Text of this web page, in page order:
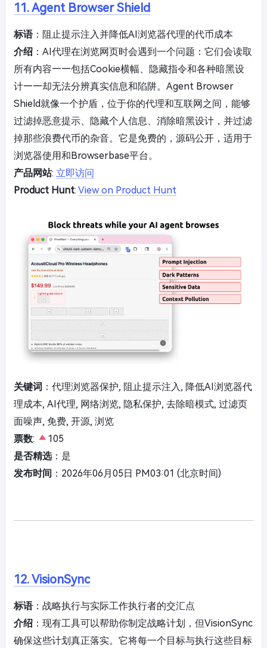
11. Agent Browser Shield
标语：阻止提示注入并降低AI浏览器代理的代币成本
介绍 ：AI代理在浏览网页时会遇到一个问题：它们会读取
所有内容——包括Cookie横幅、隐藏指令和各种暗黑设
计——却无法分辨真实信息和陷阱。Agent Browser
Shield就像一个护盾，位于你的代理和互联网之间，能够
过滤掉恶意提示、隐藏个人信息、消除暗黑设计，并过滤
掉那些浪费代币的杂音。它是免费的，源码公开，适用于
浏览器使用和Browserbase平台。
产品网站: 立即访问
Product Hunt: View on Product Hunt
关键词 ：代理浏览器保护, 阻止提示注入, 降低AI浏览器代
理成本, AI代理, 网络浏览, 隐私保护, 去除暗模式, 过滤页
面噪声, 免费, 开源, 浏览
票数:
105
是否精选：是
发布时间 ：2026年06月05日 PM03:01 (北京时间)
12. VisionSync
标语：战略执行与实际工作执行者的交汇点
介绍 ：现有工具可以帮助你制定战略计划，但VisionSync
确保这些计划真正落实。它将每一个目标与执行这些目标